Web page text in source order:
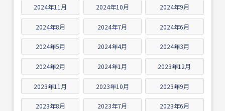
2024年11月 2024年10月 2024年9月
2024年8月 2024年7月 2024年6月
2024年5月 2024年4月 2024年3月
2024年2月 2024年1月 2023年12月
2023年11月 2023年10月 2023年9月
2023年8月 2023年7月 2023年6月